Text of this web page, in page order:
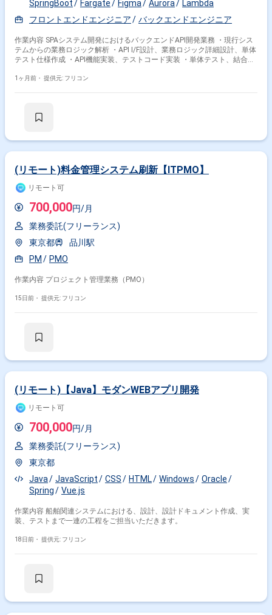
SpringBoot Fargate Figma Aurora
Lambda
フロントエンドエンジニア
バックエンドエンジニア
作業内容 SPAシステム開発におけるバックエンドAPI開発業務 ・現行シス
テムからの業務ロジック解析 ・API I/F設計、業務ロジック詳細設計、単体
テスト仕様作成 ・API機能実装、テストコード実装 ・単体テスト、結合テ
1ヶ月前・ 提供元: フリコン
(リモート)料金管理システム刷新【ITPMO】
リモート可
700,000円/月
業務委託(フリーランス)
東京都
品川駅
PM
PMO
作業内容 プロジェクト管理業務（PMO）
15日前・ 提供元: フリコン
(リモート)【Java】モダンWEBアプリ開発
リモート可
700,000円/月
業務委託(フリーランス)
東京都
Java
JavaScript CSS HTML Windows
Oracle
Spring
Vue.js
作業内容 船舶関連システムにおける、設計、設計ドキュメント作成、実
装、テストまで一連の工程をご担当いただきます。
18日前・ 提供元: フリコン